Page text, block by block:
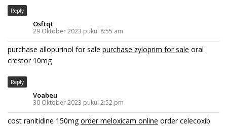
Reply
Osftqt
29 Oktober 2023 pukul 8:55 am
purchase allopurinol for sale purchase zyloprim for sale oral
crestor 10mg
Reply
Voabeu
30 Oktober 2023 pukul 2:52 pm
cost ranitidine 150mgorder meloxicam online order celecoxib